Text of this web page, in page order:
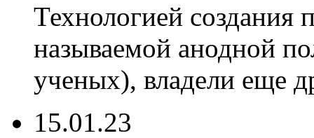
Технологией создания
называемой анодной
ученых), владели еще
15.01.23